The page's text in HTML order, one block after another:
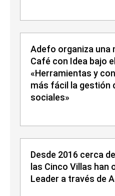
Adefo organiza una
Café con Idea bajo
«Herramientas y
más fácil la gestión
sociales»
Desde 2016 cerca
las Cinco Villas han
Leader a través de